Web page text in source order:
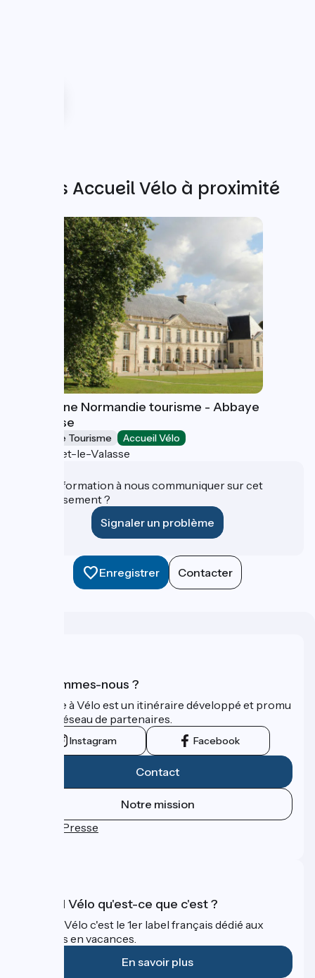
Autres Accueil Vélo à proximité
Caux Seine Normandie tourisme - Abbaye
du Valasse
Offices de Tourisme Accueil Vélo
Gruchet-le-Valasse
Une information à nous communiquer sur cet
établissement ?
Signaler un problème
Enregistrer Contacter
Qui sommes-nous ?
La Seine à Vélo est un itinéraire développé et promu
par un réseau de partenaires.
Instagram Facebook
Contact
Notre mission
Espace Presse
Accueil Vélo qu'est-ce que c'est ?
Accueil Vélo c'est le 1er label français dédié aux
cyclistes en vacances.
En savoir plus